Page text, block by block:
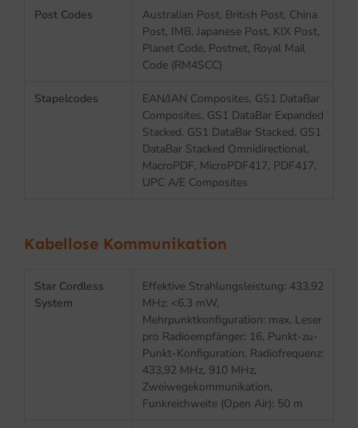
Post Codes
Australian Post, British Post, China
Post, IMB, Japanese Post, KIX Post,
Planet Code, Postnet, Royal Mail
Code (RM4SCC)
Stapelcodes
EAN/JAN Composites, GS1 DataBar
Composites, GS1 DataBar Expanded
Stacked, GS1 DataBar Stacked, GS1
DataBar Stacked Omnidirectional,
MacroPDF, MicroPDF417, PDF417,
UPC A/E Composites
Kabellose Kommunikation
Star Cordless
System
Effektive Strahlungsleistung: 433,92
MHz: <6.3 mW,
Mehrpunktkonfiguration: max. Leser
pro Radioempfänger: 16, Punkt-zu-
Punkt-Konfiguration, Radiofrequenz:
433,92 MHz, 910 MHz,
Zweiwegekommunikation,
Funkreichweite (Open Air): 50 m